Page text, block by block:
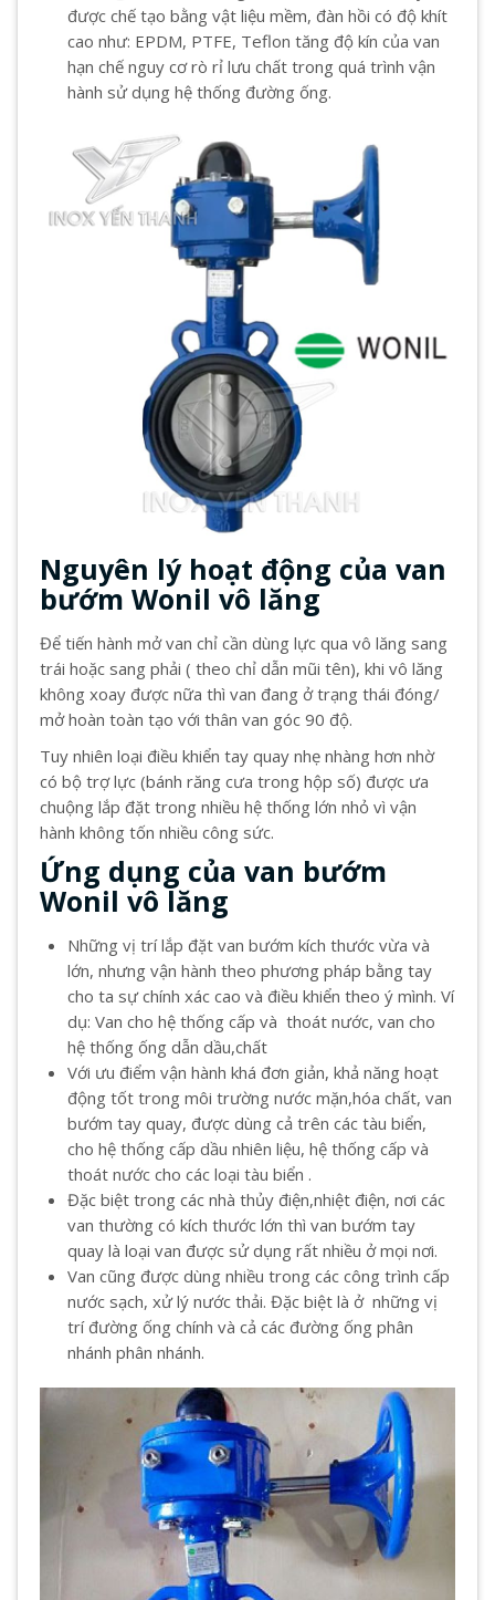
được chế tạo bằng vật liệu mềm, đàn hồi có độ khít
cao như: EPDM, PTFE, Teflon tăng độ kín của van
hạn chế nguy cơ rò rỉ lưu chất trong quá trình vận
hành sử dụng hệ thống đường ống.
Nguyên lý hoạt động của van
bướm Wonil vô lăng
Để tiến hành mở van chỉ cần dùng lực qua vô lăng sang
trái hoặc sang phải ( theo chỉ dẫn mũi tên), khi vô lăng
không xoay được nữa thì van đang ở trạng thái đóng/
mở hoàn toàn tạo với thân van góc 90 độ.
Tuy nhiên loại điều khiển tay quay nhẹ nhàng hơn nhờ
có bộ trợ lực (bánh răng cưa trong hộp số) được ưa
chuộng lắp đặt trong nhiều hệ thống lớn nhỏ vì vận
hành không tốn nhiều công sức.
Ứng dụng của van bướm
Wonil vô lăng
Những vị trí lắp đặt van bướm kích thước vừa và
lớn, nhưng vận hành theo phương pháp bằng tay
cho ta sự chính xác cao và điều khiển theo ý mình. Ví
dụ: Van cho hệ thống cấp và thoát nước, van cho
hệ thống ống dẫn dầu,chất
Với ưu điểm vận hành khá đơn giản, khả năng hoạt
động tốt trong môi trường nước mặn,hóa chất, van
bướm tay quay, được dùng cả trên các tàu biển,
cho hệ thống cấp dầu nhiên liệu, hệ thống cấp và
thoát nước cho các loại tàu biển .
Đặc biệt trong các nhà thủy điện,nhiệt điện, nơi các
van thường có kích thước lớn thì van bướm tay
quay là loại van được sử dụng rất nhiều ở mọi nơi.
Van cũng được dùng nhiều trong các công trình cấp
nước sạch, xử lý nước thải. Đặc biệt là ở những vị
trí đường ống chính và cả các đường ống phân
nhánh phân nhánh.